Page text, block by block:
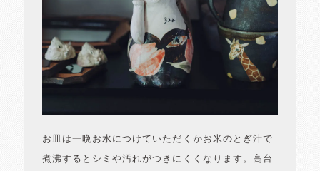
お皿は一晩お水につけていただくかお米のとぎ汁で
煮沸するとシミや汚れがつきにくくなります。高台